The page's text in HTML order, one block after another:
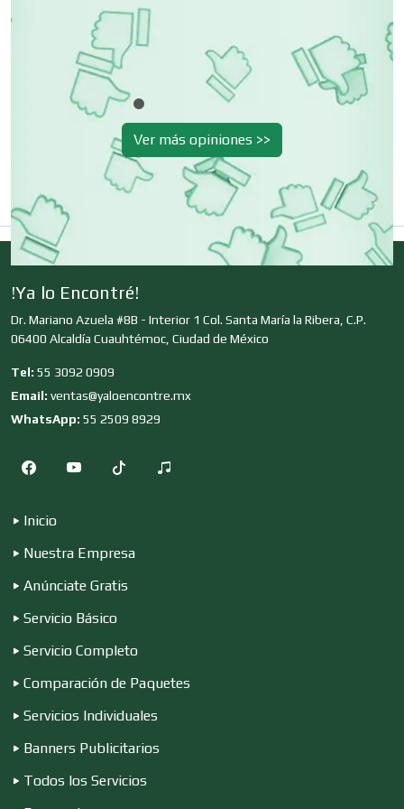
Cerrajerías
Cibercafés
Clínicas de Belleza
Clínicas de Rehabilitación
Clubes Deportivos
Cocinas Integrales
Compresores de aire
Computadoras
Conferencias Empresariales
Ver más opiniones >>
!Ya lo Encontré!
Dr. Mariano Azuela #8B - Interior 1 Col. Santa María la Ribera, C.P.
06400 Alcaldía Cuauhtémoc, Ciudad de México
Tel: 55 3092 0909
Email: ventas@yaloencontre.mx
WhatsApp: 55 2509 8929
Inicio
Nuestra Empresa
Anúnciate Gratis
Servicio Básico
Servicio Completo
Comparación de Paquetes
Servicios Individuales
Banners Publicitarios
Todos los Servicios